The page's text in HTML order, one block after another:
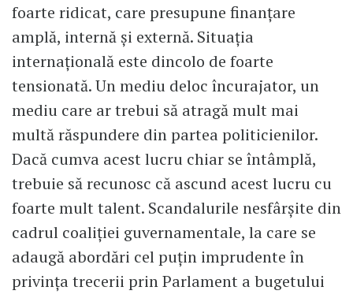
foarte ridicat, care presupune finanțare
amplă, internă și externă. Situația
internațională este dincolo de foarte
tensionată. Un mediu deloc încurajator, un
mediu care ar trebui să atragă mult mai
multă răspundere din partea politicienilor.
Dacă cumva acest lucru chiar se întâmplă,
trebuie să recunosc că ascund acest lucru cu
foarte mult talent. Scandalurile nesfârșite din
cadrul coaliției guvernamentale, la care se
adaugă abordări cel puțin imprudente în
privința trecerii prin Parlament a bugetului